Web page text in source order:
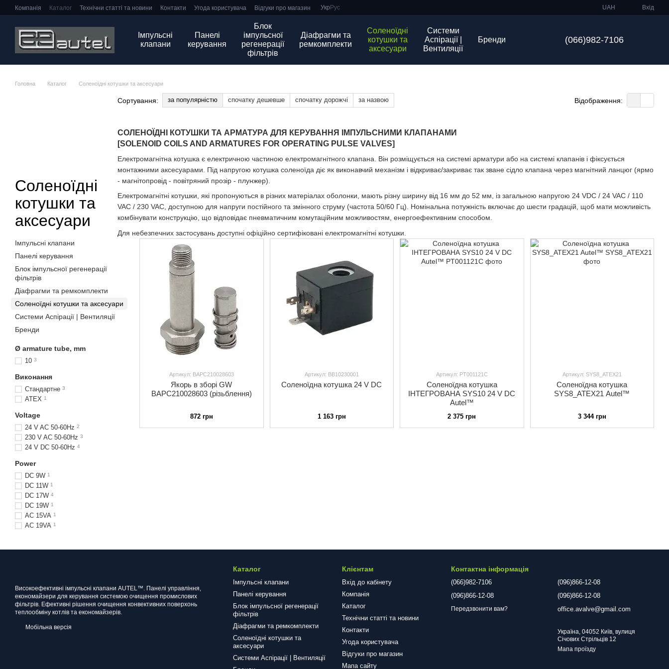
Перейти до основного контенту
Компанія Каталог Технічни статті та новини Контакти Угода користувача Відгуки про магазин Укр Рус UAH Вхід
Імпульсні
клапани
Панелі
керування
Блок
імпульсної
регенерації
фільтрів
Діафрагми та
ремкомплекти
Соленоїдні
котушки та
аксесуари
Системи
Аспірації |
Вентиляції
Бренди (066)982-7106
Головна Каталог Соленоїдні котушки та аксесуари
Соленоїдні
котушки та
аксесуари
Сортування: за популярністю спочатку дешевше спочатку дорожчі за назвою Відображення:
СОЛЕНОЇДНІ КОТУШКИ ТА АРМАТУРА ДЛЯ КЕРУВАННЯ ІМПУЛЬСНИМИ КЛАПАНАМИ
[SOLENOID COILS AND ARMATURES FOR OPERATING PULSE VALVES]
Електромагнітна котушка є електричною частиною електромагнітного клапана. Він розміщується на системі арматури або на системі клапанів і фіксується
монтажними аксесуарами. Під напругою котушка соленоїда діє як виконавчий механізм і відкриває/закриває так зване сідло клапана через магнітний ланцюг (ярмо
- магнітопровід - повітряний прозір - плунжер).
Електромагнітні котушки, які пропонуються в різних матеріалах оболонки, мають різну ширину від 16 мм до 52 мм, із загальною напругою 24 VDC / 24 VAC / 110
VAC / 230 VAC, доступною для напруги постійного та змінного струму (частота 50/60 Гц). Номінальна потужність включає до шести градацій, щоб мати можливість
комбінувати конструкцію, що відповідає пневматичним комутаційним можливостям, енергоефективним способом.
Для небезпечних застосувань доступні офіційно сертифіковані електромагнітні котушки.
Артикул: BAPC210028603
Якорь в зборі GW
BAPC210028603 (різьблення)
872 грн
Артикул: BB10230001
Соленоїдна котушка 24 V DC
1 163 грн
Артикул: PT001121C
Соленоїдна котушка
ІНТЕГРОВАНА SYS10 24 V DC
Autel™
2 375 грн
Артикул: SYS8_ATEX21
Соленоїдна котушка
SYS8_ATEX21 Autel™
3 344 грн
Імпульсні клапани
Панелі керування
Блок імпульсної регенерації
фільтрів
Діафрагми та ремкомплекти
Соленоїдні котушки та аксесуари
Системи Аспірації | Вентиляції
Бренди
Ø armature tube, mm
10 3
Виконання
Стандартне 3
ATEX 1
Voltage
24 V AC 50-60Hz 2
230 V AC 50-60Hz 3
24 V DC 50-60Hz 4
Power
DС 9W 1
DС 11W 1
DС 17W 4
DС 19W 1
AC 15VA 1
AC 19VA 1
Високоефективні імпульсні клапани AUTEL™. Панелі управління,
економайзери для керування системою очищення промислових
фільтрів. Ефективні рішення очищення конвективних поверхонь
теплообміну котлів та економайзерів.
Мобільна версія
Каталог
Імпульсні клапани
Панелі керування
Блок імпульсної регенерації
фільтрів
Діафрагми та ремкомплекти
Соленоїдні котушки та
аксесуари
Системи Аспірації | Вентиляції
Клієнтам
Вхід до кабінету
Компанія
Каталог
Технічни статті та новини
Контакти
Угода користувача
Відгуки про магазин
Мапа сайту
Контактна інформація
(066)982-7106
(096)866-12-08
Передзвонити вам?
(096)866-12-08
(096)866-12-08
office.avalve@gmail.com
Україна, 04052 Київ, вулиця
Січових Стрільців 12
Мапа проїзду